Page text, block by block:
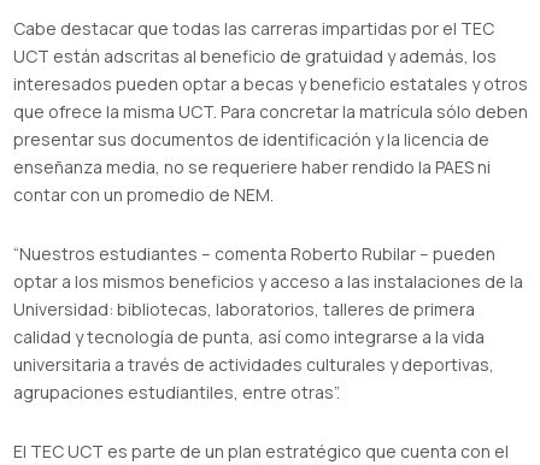
Cabe destacar que todas las carreras impartidas por el TEC
UCT están adscritas al beneficio de gratuidad y además, los
interesados pueden optar a becas y beneficio estatales y otros
que ofrece la misma UCT. Para concretar la matrícula sólo deben
presentar sus documentos de identificación y la licencia de
enseñanza media, no se requeriere haber rendido la PAES ni
contar con un promedio de NEM.
“Nuestros estudiantes – comenta Roberto Rubilar – pueden
optar a los mismos beneficios y acceso a las instalaciones de la
Universidad: bibliotecas, laboratorios, talleres de primera
calidad y tecnología de punta, así como integrarse a la vida
universitaria a través de actividades culturales y deportivas,
agrupaciones estudiantiles, entre otras”.
El TEC UCT es parte de un plan estratégico que cuenta con el